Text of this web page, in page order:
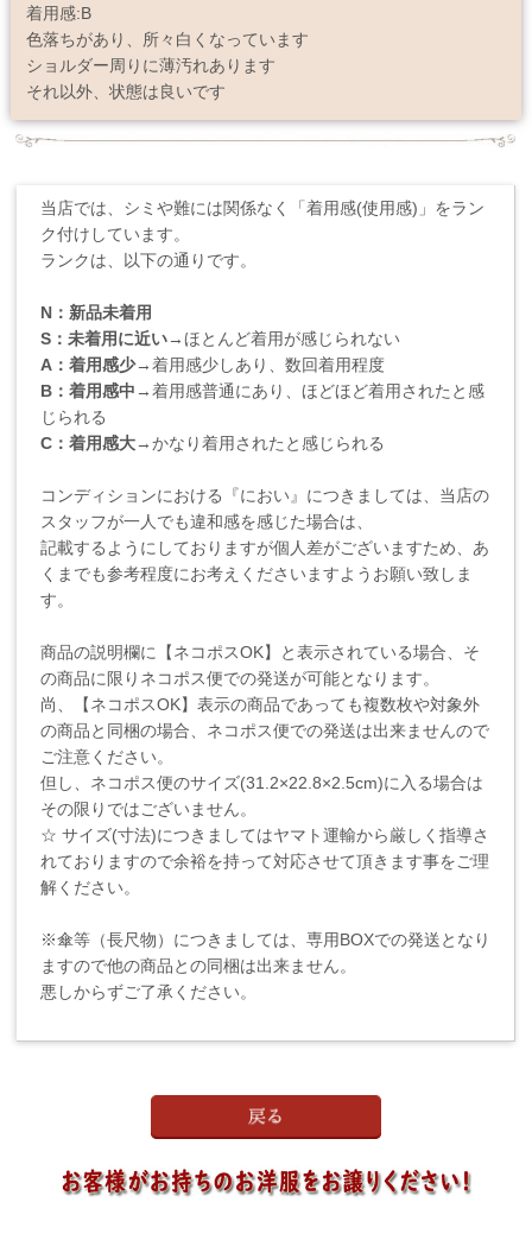
着用感:B
色落ちがあり、所々白くなっています
ショルダー周りに薄汚れあります
それ以外、状態は良いです
当店では、シミや難には関係なく「着用感(使用感)」をラン
ク付けしています。
ランクは、以下の通りです。
N：新品未着用
S：未着用に近い→ほとんど着用が感じられない
A：着用感少→着用感少しあり、数回着用程度
B：着用感中→着用感普通にあり、ほどほど着用されたと感
じられる
C：着用感大→かなり着用されたと感じられる
コンディションにおける『におい』につきましては、当店の
スタッフが一人でも違和感を感じた場合は、
記載するようにしておりますが個人差がございますため、あ
くまでも参考程度にお考えくださいますようお願い致しま
す。
商品の説明欄に【ネコポスOK】と表示されている場合、そ
の商品に限りネコポス便での発送が可能となります。
尚、【ネコポスOK】表示の商品であっても複数枚や対象外
の商品と同梱の場合、ネコポス便での発送は出来ませんので
ご注意ください。
但し、ネコポス便のサイズ(31.2×22.8×2.5cm)に入る場合は
その限りではございません。
☆ サイズ(寸法)につきましてはヤマト運輸から厳しく指導さ
れておりますので余裕を持って対応させて頂きます事をご理
解ください。
※傘等（長尺物）につきましては、専用BOXでの発送となり
ますので他の商品との同梱は出来ません。
悪しからずご了承ください。